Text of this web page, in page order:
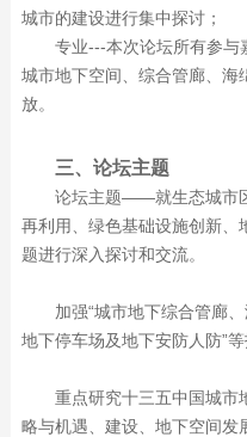
城市的建设进行集中探讨；
专业---本次论坛所有参与
城市地下空间、综合管廊、海
放。
三、论坛主题
论坛主题——就生态城市
再利用、绿色基础设施创新、
题进行深入探讨和交流。
加强“城市地下综合管廊
地下停车场及地下安防人防”等
重点研究十三五中国城市
略与机遇、建设、地下空间发